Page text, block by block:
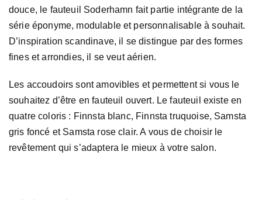
douce, le fauteuil Soderhamn fait partie intégrante de la
série éponyme, modulable et personnalisable à souhait.
D’inspiration scandinave, il se distingue par des formes
fines et arrondies, il se veut aérien.
Les accoudoirs sont amovibles et permettent si vous le
souhaitez d’être en fauteuil ouvert. Le fauteuil existe en
quatre coloris : Finnsta blanc, Finnsta truquoise, Samsta
gris foncé et Samsta rose clair. A vous de choisir le
revêtement qui s’adaptera le mieux à votre salon.